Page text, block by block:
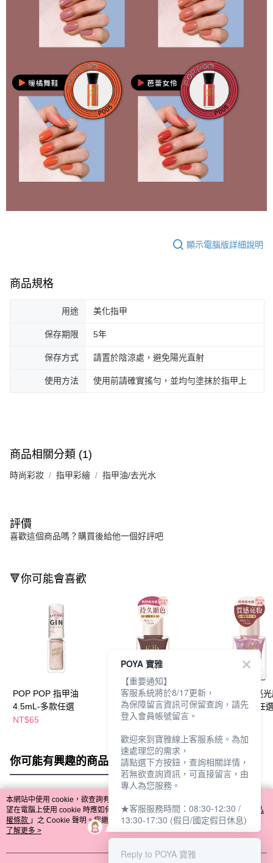
顯示電腦版詳細說明
商品規格
用途 美化指甲
保存期限 5年
保存方式 請置於陰涼處，避免陽光直射
使用方法 使用前請確實搖勻，並均勻塗抹於指甲上
商品相關分類 (1)
時尚彩妝 指甲彩繪 指甲油/去光水
評價
喜歡這個商品嗎？購買後給他一個好評吧
🔻你可能會喜歡
POP POP 指甲油
4.5mL-多款任選
NT$65
POP POP 閃亮光感指
甲油9ml-多款任選
(P102-110)
NT$89
POP POP 閃亮
甲油9ml-多款任
你可能有興趣的商品 全站排行
熱門標籤
本網站中使用 cookie，欲查詢有關本網站使用 cookie 方式之詳情，及若您不希
望在電腦上使用 cookie 時應如何變更電腦的 cookie 設定，請參閱本網站「
隱私
權條款 」之 Cookie 聲明。您繼續使用本網站即表示您同意本公司得按本網站使
用條款之 Cookie 聲明使用 cookie。
了解更多 >
POYA 寶雅
【重要通知】
客服系統將於8/17更新，
為保障留言資訊可保留查詢，請先
登入會員帳號留言。
歡迎來到寶雅線上客服系統。為加
速處理您的需求，
請點選下方按鈕，查詢相關詳情，
若無欲查詢資訊，可直接留言，由
專人為您服務。
★客服服務時間：08:30-12:30 /
13:30-17:30 (假日/國定假日休息)
Reply to POYA 寶雅